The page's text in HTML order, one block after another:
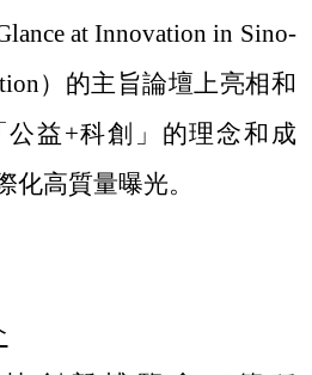
at Innovation in Sino-
）的主旨論壇上亮相和
益+科創」的理念和成
化高質量曝光。